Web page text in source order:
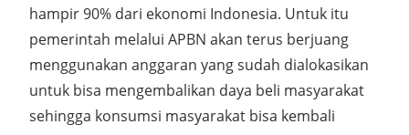
hampir 90% dari ekonomi Indonesia. Untuk itu
pemerintah melalui APBN akan terus berjuang
menggunakan anggaran yang sudah dialokasikan
untuk bisa mengembalikan daya beli masyarakat
sehingga konsumsi masyarakat bisa kembali